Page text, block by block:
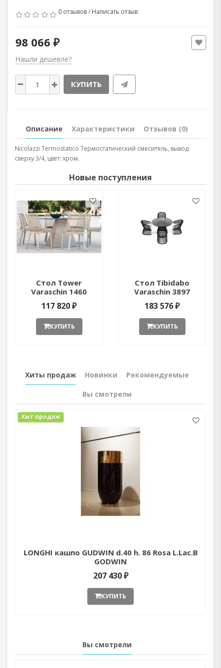
0 отзывов/ Написать отзыв
98 066 ₽
Нашли дешевле?
КУПИТЬ
Описание Характеристики Отзывов (0)
Nicolazzi Termostatico Термостатический смеситель, вывод
сверху 3/4, цвет: хром.
Новые поступления
Стол Tower
Varaschin 1460
ant377052
117 820 ₽
КУПИТЬ
Стол Tibidabo
Varaschin 3897
ant377051
183 576 ₽
КУПИТЬ
Хиты продаж Новинки Рекомендуемые
Вы смотрели
Хит продаж
LONGHI кашпо GUDWIN d.40 h. 86 Rosa L.Lac.B
GODWIN
207 430 ₽
КУПИТЬ
Вы смотрели